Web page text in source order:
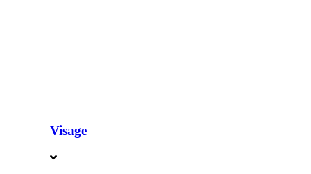
Visage